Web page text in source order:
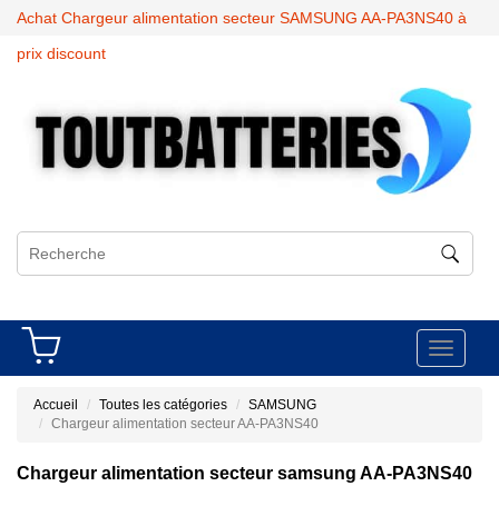
Achat Chargeur alimentation secteur SAMSUNG AA-PA3NS40 à
prix discount
Toggle
Accueil Toutes les catégories
SAMSUNG
Chargeur alimentation secteur AA-PA3NS40
Chargeur alimentation secteur samsung AA-PA3NS40